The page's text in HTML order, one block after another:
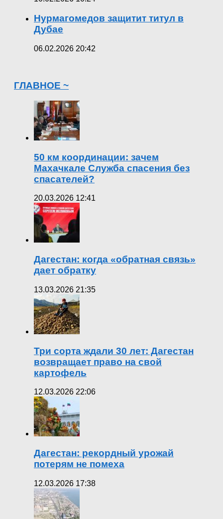
Нурмагомедов защитит титул в
Дубае
06.02.2026 20:42
ГЛАВНОЕ ~
50 км координации: зачем
Махачкале Служба спасения без
спасателей?
20.03.2026 12:41
Дагестан: когда «обратная связь»
дает обратку
13.03.2026 21:35
Три сорта ждали 30 лет: Дагестан
возвращает право на свой
картофель
12.03.2026 22:06
Дагестан: рекордный урожай
потерям не помеха
12.03.2026 17:38